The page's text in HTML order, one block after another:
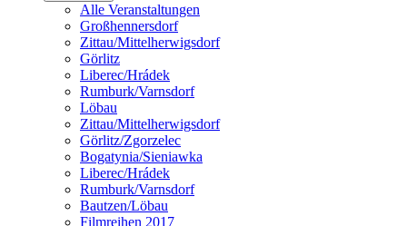
Alle Veranstaltungen
Großhennersdorf
Zittau/Mittelherwigsdorf
Görlitz
Liberec/Hrádek
Rumburk/Varnsdorf
Löbau
Zittau/Mittelherwigsdorf
Görlitz/Zgorzelec
Bogatynia/Sieniawka
Liberec/Hrádek
Rumburk/Varnsdorf
Bautzen/Löbau
Filmreihen 2017